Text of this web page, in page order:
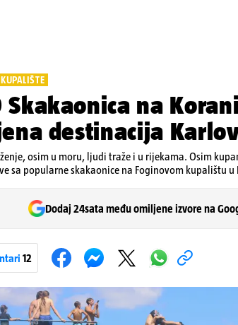
Skakaonica na
destinacija
osim u moru, ljudi traže i u rijekama. Osim
sa popularne skakaonice na Foginovom kupalištu u
Dodaj 24sata među omiljene izvore na
12